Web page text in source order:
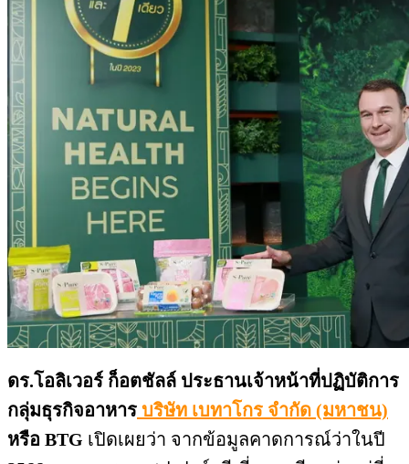
ดร.โอลิเวอร์ ก็อตชัลล์ ประธานเจ้าหน้าที่ปฏิบัติการ
กลุ่มธุรกิจอาหาร บริษัท เบทาโกร จำกัด (มหาชน)
หรือ BTG เปิดเผยว่า จากข้อมูลคาดการณ์ว่าในปี